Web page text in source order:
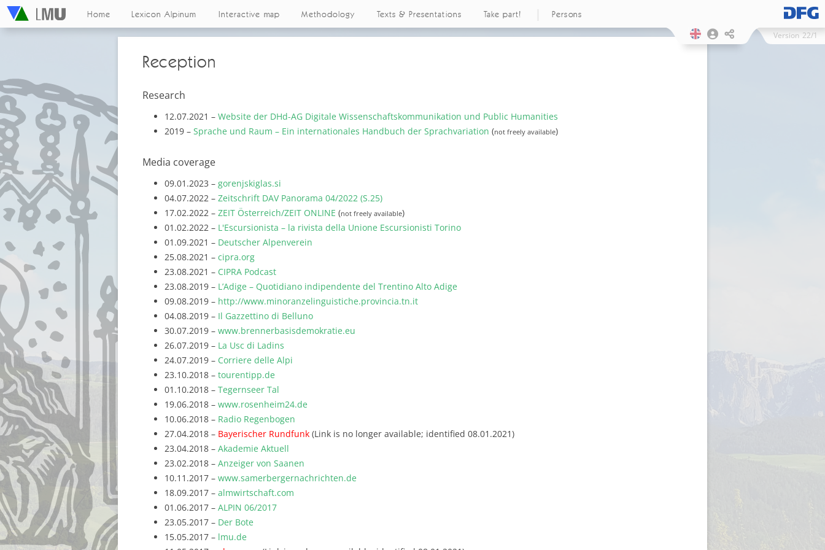
Home Lexicon Alpinum Interactive map Methodology Texts & Presentations Take part! Persons
Version 22/1
Reception
Research
12.07.2021 – Website der DHd-AG Digitale Wissenschaftskommunikation und Public Humanities
2019 – Sprache und Raum – Ein internationales Handbuch der Sprachvariation (not freely available)
Media coverage
09.01.2023 – gorenjskiglas.si
04.07.2022 – Zeitschrift DAV Panorama 04/2022 (S.25)
17.02.2022 – ZEIT Österreich/ZEIT ONLINE (not freely available)
01.02.2022 – L'Escursionista – la rivista della Unione Escursionisti Torino
01.09.2021 – Deutscher Alpenverein
25.08.2021 – cipra.org
23.08.2021 – CIPRA Podcast
23.08.2019 – L’Adige – Quotidiano indipendente del Trentino Alto Adige
09.08.2019 – http://www.minoranzelinguistiche.provincia.tn.it
04.08.2019 – Il Gazzettino di Belluno
30.07.2019 – www.brennerbasisdemokratie.eu
26.07.2019 – La Usc di Ladins
24.07.2019 – Corriere delle Alpi
23.10.2018 – tourentipp.de
01.10.2018 – Tegernseer Tal
19.06.2018 – www.rosenheim24.de
10.06.2018 – Radio Regenbogen
27.04.2018 – Bayerischer Rundfunk (Link is no longer available; identified 08.01.2021)
23.04.2018 – Akademie Aktuell
23.02.2018 – Anzeiger von Saanen
10.11.2017 – www.samerbergernachrichten.de
18.09.2017 – almwirtschaft.com
01.06.2017 – ALPIN 06/2017
23.05.2017 – Der Bote
15.05.2017 – lmu.de